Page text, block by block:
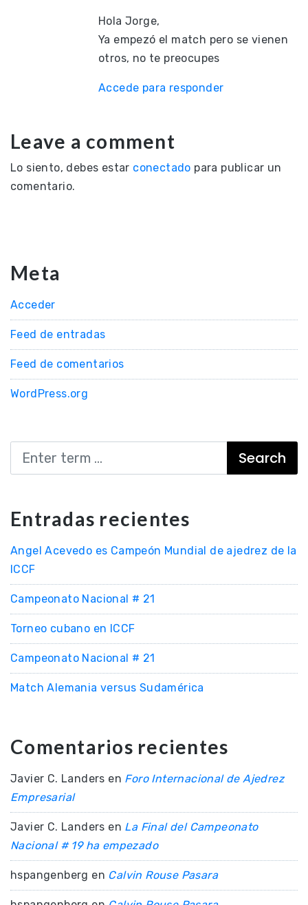
Hola Jorge,
Ya empezó el match pero se vienen
otros, no te preocupes
Accede para responder
Leave a comment
Lo siento, debes estar conectado para publicar un
comentario.
Meta
Acceder
Feed de entradas
Feed de comentarios
WordPress.org
Search
Entradas recientes
Angel Acevedo es Campeón Mundial de ajedrez de la
ICCF
Campeonato Nacional # 21
Torneo cubano en ICCF
Campeonato Nacional # 21
Match Alemania versus Sudamérica
Comentarios recientes
Javier C. Landers en Foro Internacional de Ajedrez
Empresarial
Javier C. Landers en La Final del Campeonato
Nacional # 19 ha empezado
hspangenberg en Calvin Rouse Pasara